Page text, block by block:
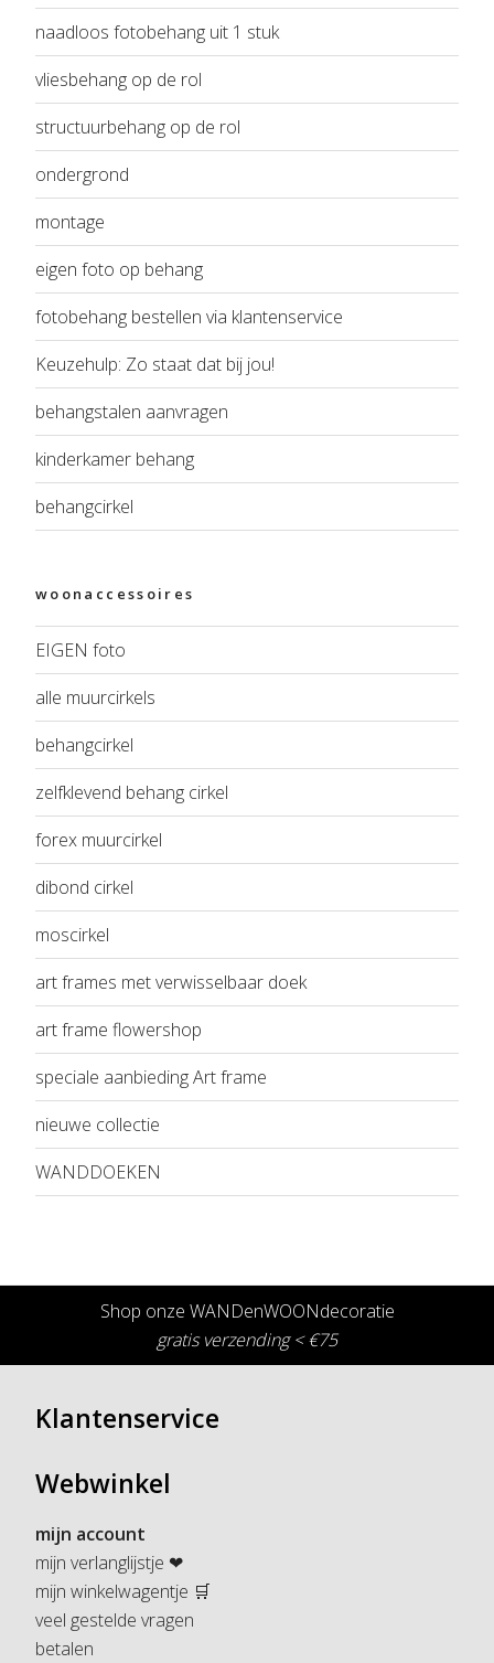
naadloos fotobehang uit 1 stuk
vliesbehang op de rol
structuurbehang op de rol
ondergrond
montage
eigen foto op behang
fotobehang bestellen via klantenservice
Keuzehulp: Zo staat dat bij jou!
behangstalen aanvragen
kinderkamer behang
behangcirkel
woonaccessoires
EIGEN foto
alle muurcirkels
behangcirkel
zelfklevend behang cirkel
forex muurcirkel
dibond cirkel
moscirkel
art frames met verwisselbaar doek
art frame flowershop
speciale aanbieding Art frame
nieuwe collectie
WANDDOEKEN
Shop onze WANDenWOONdecoratie
gratis verzending < €75
Klantenservice
Webwinkel
mijn account
mijn verlanglijstje ❤
mijn winkelwagentje 🛒
veel gestelde vragen
betalen